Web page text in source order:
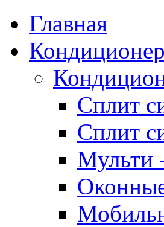
Главная
Сплит
Сплит
Мульти